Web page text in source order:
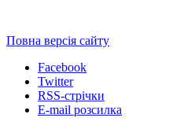
Повна версія сайту
Facebook
Twitter
RSS-стрічки
E-mail розсилка